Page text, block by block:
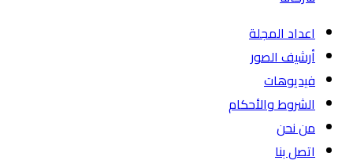
اعداد المجلة
أرشيف الصور
فيديوهات
الشروط والأحكام
من نحن
اتصل بنا